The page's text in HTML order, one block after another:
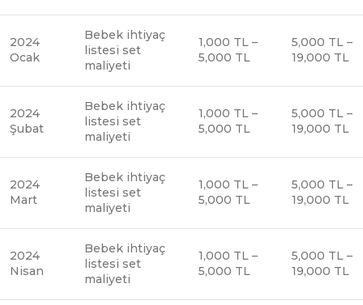
2024
Ocak
Bebek ihtiyaç
listesi set
maliyeti
1,000 TL –
5,000 TL
5,000 TL –
19,000 TL
2024
Şubat
Bebek ihtiyaç
listesi set
maliyeti
1,000 TL –
5,000 TL
5,000 TL –
19,000 TL
2024
Mart
Bebek ihtiyaç
listesi set
maliyeti
1,000 TL –
5,000 TL
5,000 TL –
19,000 TL
2024
Nisan
Bebek ihtiyaç
listesi set
maliyeti
1,000 TL –
5,000 TL
5,000 TL –
19,000 TL